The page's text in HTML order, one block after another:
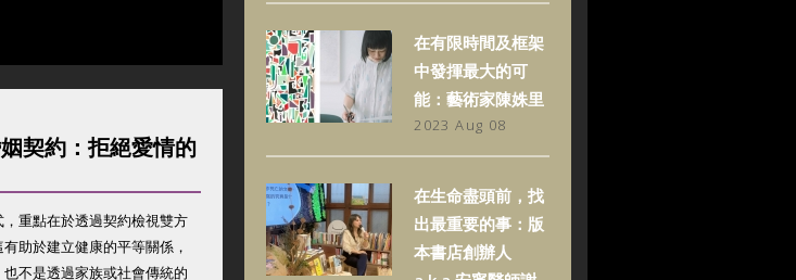
契約：拒絕愛情的
重點在於透過契約檢視雙方
助於建立健康的平等關係，
不是透過家族或社會傳統的
在有限時間及框架
中發揮最大的可
能：藝術家陳姝里
2023 Aug 08
在生命盡頭前，找
出最重要的事：版
本書店創辦人